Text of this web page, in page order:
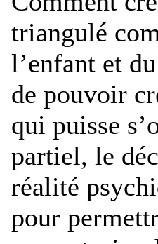
triangulé
l’enfant et
de pouvoir
qui puisse
partiel, le
réalité
pour